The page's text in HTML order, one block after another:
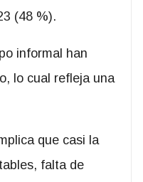
(48 %).
informal han
lo cual refleja una
que casi la
falta de